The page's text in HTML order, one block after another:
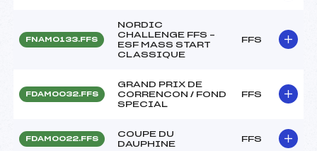
FNAM0133.FFS
NORDIC
CHALLENGE FFS –
ESF MASS START
CLASSIQUE
FFS
FDAM0032.FFS
GRAND PRIX DE
CORRENCON / FOND
SPECIAL
FFS
FDAM0022.FFS
COUPE DU
DAUPHINE
FFS